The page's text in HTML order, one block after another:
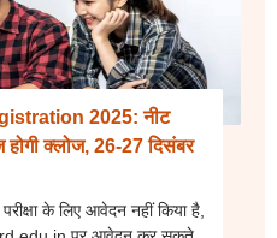
2025: नीट
क्लोज, 26-27 दिसंबर
के लिए आवेदन नहीं किया है,